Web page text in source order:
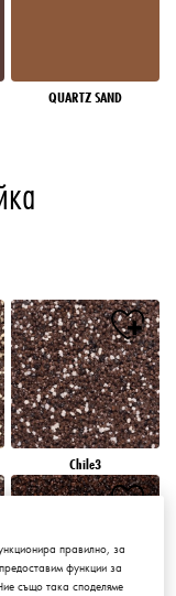
QUARTZ SAND
Chile3
правилно, за
функции за
също така споделяме